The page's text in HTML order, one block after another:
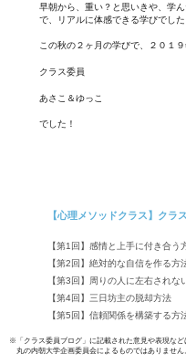
早朝から、重い？と思いきや、学
で、リアルに体感できる学びでした
この秋の２ヶ月の学びで、２０１
クラス委員
あさこ＆ゆっこ
でした！
【心理メソッドクラス】クラ
【第1回】感情と上手に付き合う
【第2回】絶対的な自信を作る方
【第3回】周りの人に左右されな
【第4回】三日坊主の脱却方法
【第5回】信頼関係を構築する方
※「クラス委員ブログ」に記載された意見や表現など
丸の内朝大学企画委員会によるものではありません